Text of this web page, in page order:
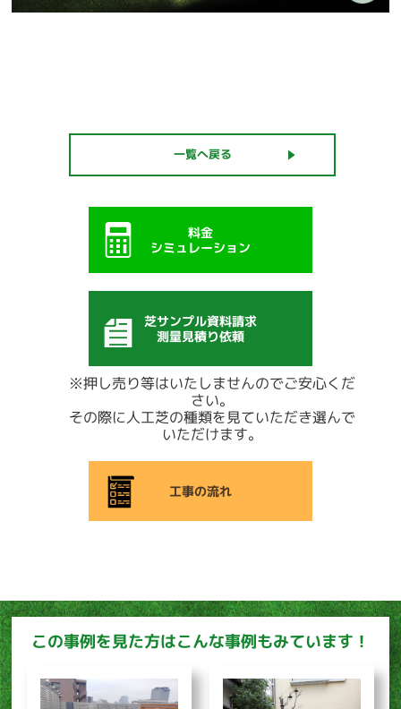
一覧へ戻る
料金
シミュレーション
芝サンプル資料請求
測量見積り依頼
※押し売り等はいたしませんのでご安心くだ
さい。
その際に人工芝の種類を見ていただき選んで
いただけます。
工事の流れ
この事例を見た方はこんな事例もみています！